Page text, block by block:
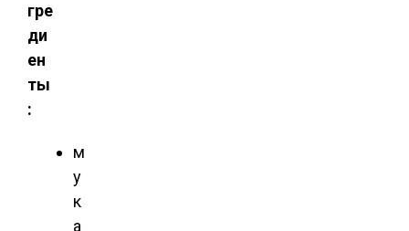
гре
ди
ен
ты
:
м
у
к
а